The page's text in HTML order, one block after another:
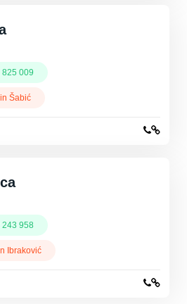
009
Šabić
958
Ibraković